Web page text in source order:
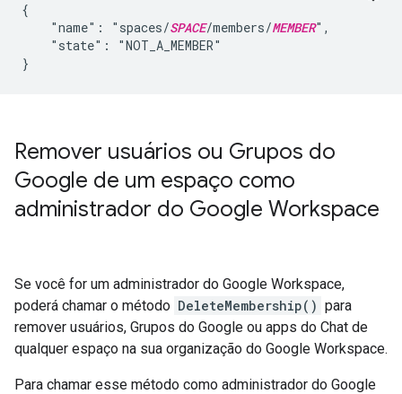
{
    "name": "spaces/
SPACE/members/MEMBER",
    "state": "NOT_A_MEMBER"
Remover usuários ou Grupos do
Google de um espaço como
administrador do Google Workspace
Se você for um administrador do Google Workspace,
poderá chamar o método DeleteMembership() para
remover usuários, Grupos do Google ou apps do Chat de
qualquer espaço na sua organização do Google Workspace.
Para chamar esse método como administrador do Google